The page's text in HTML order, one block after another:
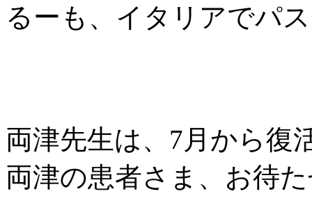
るーも、イタリアでパ
両津先生は、7月から復
両津の患者さま、お待